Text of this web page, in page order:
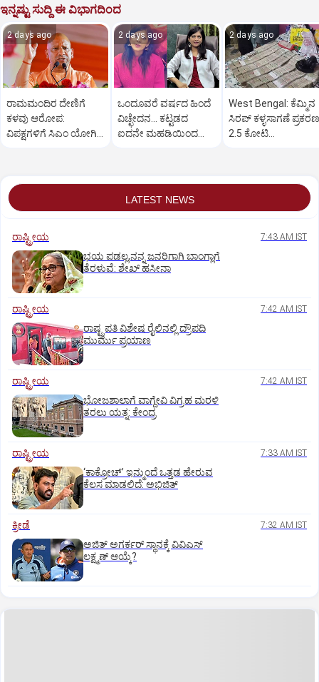
ಇನ್ನಷ್ಟು ಸುದ್ದಿ ಈ ವಿಭಾಗದಿಂದ
2 days ago
ರಾಮಮಂದಿರ ದೇಣಿಗೆ
ಕಳವು ಆರೋಪ:
ವಿಪಕ್ಷಗಳಿಗೆ ಸಿಎಂ ಯೋಗಿ
2 days ago
ಒಂದೂವರೆ ವರ್ಷದ ಹಿಂದೆ
ವಿಚ್ಛೇದನ... ಕಟ್ಟಡದ
ಐದನೇ ಮಹಡಿಯಿಂದ
2 days ago
West Bengal: ಕೆಮ್ಮಿನ
ಸಿರಪ್ ಕಳ್ಳಸಾಗಣೆ
2.5 ಕೋಟಿ
LATEST NEWS
ರಾಷ್ಟ್ರೀಯ 7:43 AM IST
ಭಯ ಪಡಲ್ಲ,ನನ್ನ ಜನರಿಗಾಗಿ ಬಾಂಗ್ಲಾಗೆ
ತೆರಳುವೆ: ಶೇಖ್‌ ಹಸೀನಾ
ರಾಷ್ಟ್ರೀಯ 7:42 AM IST
ರಾಷ್ಟ್ರಪತಿ ವಿಶೇಷ ರೈಲಿನಲ್ಲಿ ದ್ರೌಪದಿ
ಮುರ್ಮು ಪ್ರಯಾಣ
ರಾಷ್ಟ್ರೀಯ 7:42 AM IST
ಭೋಜಶಾಲಾಗೆ ವಾಗ್ದೇವಿ ವಿಗ್ರಹ ಮರಳಿ
ತರಲು ಯತ್ನ: ಕೇಂದ್ರ
ರಾಷ್ಟ್ರೀಯ 7:33 AM IST
‘ಕಾಕ್ರೋಚ್’ ಇನ್ಮುಂದೆ ಒತ್ತಡ ಹೇರುವ
ಕೆಲಸ ಮಾಡಲಿದೆ: ಅಭಿಜಿತ್
ಕ್ರೀಡೆ 7:32 AM IST
ಅಜಿತ್‌ ಅಗರ್ಕರ್‌ ಸ್ಥಾನಕ್ಕೆ ವಿವಿಎಸ್‌
ಲಕ್ಷ್ಮಣ್‌ ಆಯ್ಕೆ?